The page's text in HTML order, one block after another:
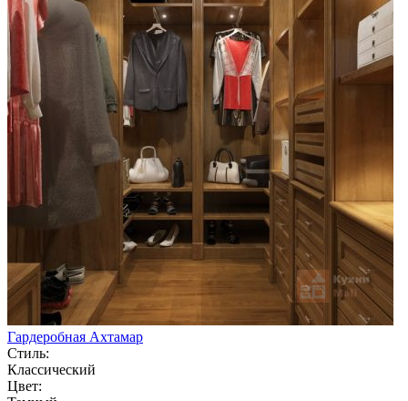
Гардеробная Ахтамар
Стиль:
Классический
Цвет: